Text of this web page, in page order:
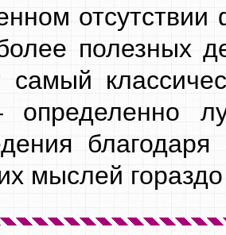
полезных
самый
определенно
мыслей